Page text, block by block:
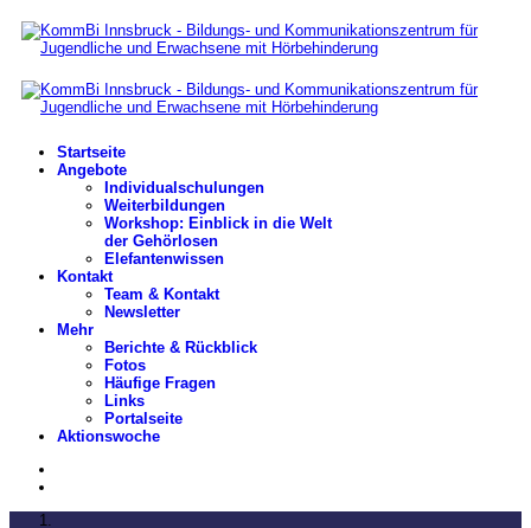
Startseite
Angebote
Individualschulungen
Weiterbildungen
Workshop: Einblick in die Welt
der Gehörlosen
Elefantenwissen
Kontakt
Team & Kontakt
Newsletter
Mehr
Berichte & Rückblick
Fotos
Häufige Fragen
Links
Portalseite
Aktionswoche